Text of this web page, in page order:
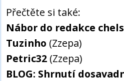
Přečtěte si také:
Nábor do redakce
Tuzinho (Zzepa)
Petric32 (Zzepa)
BLOG: Shrnutí